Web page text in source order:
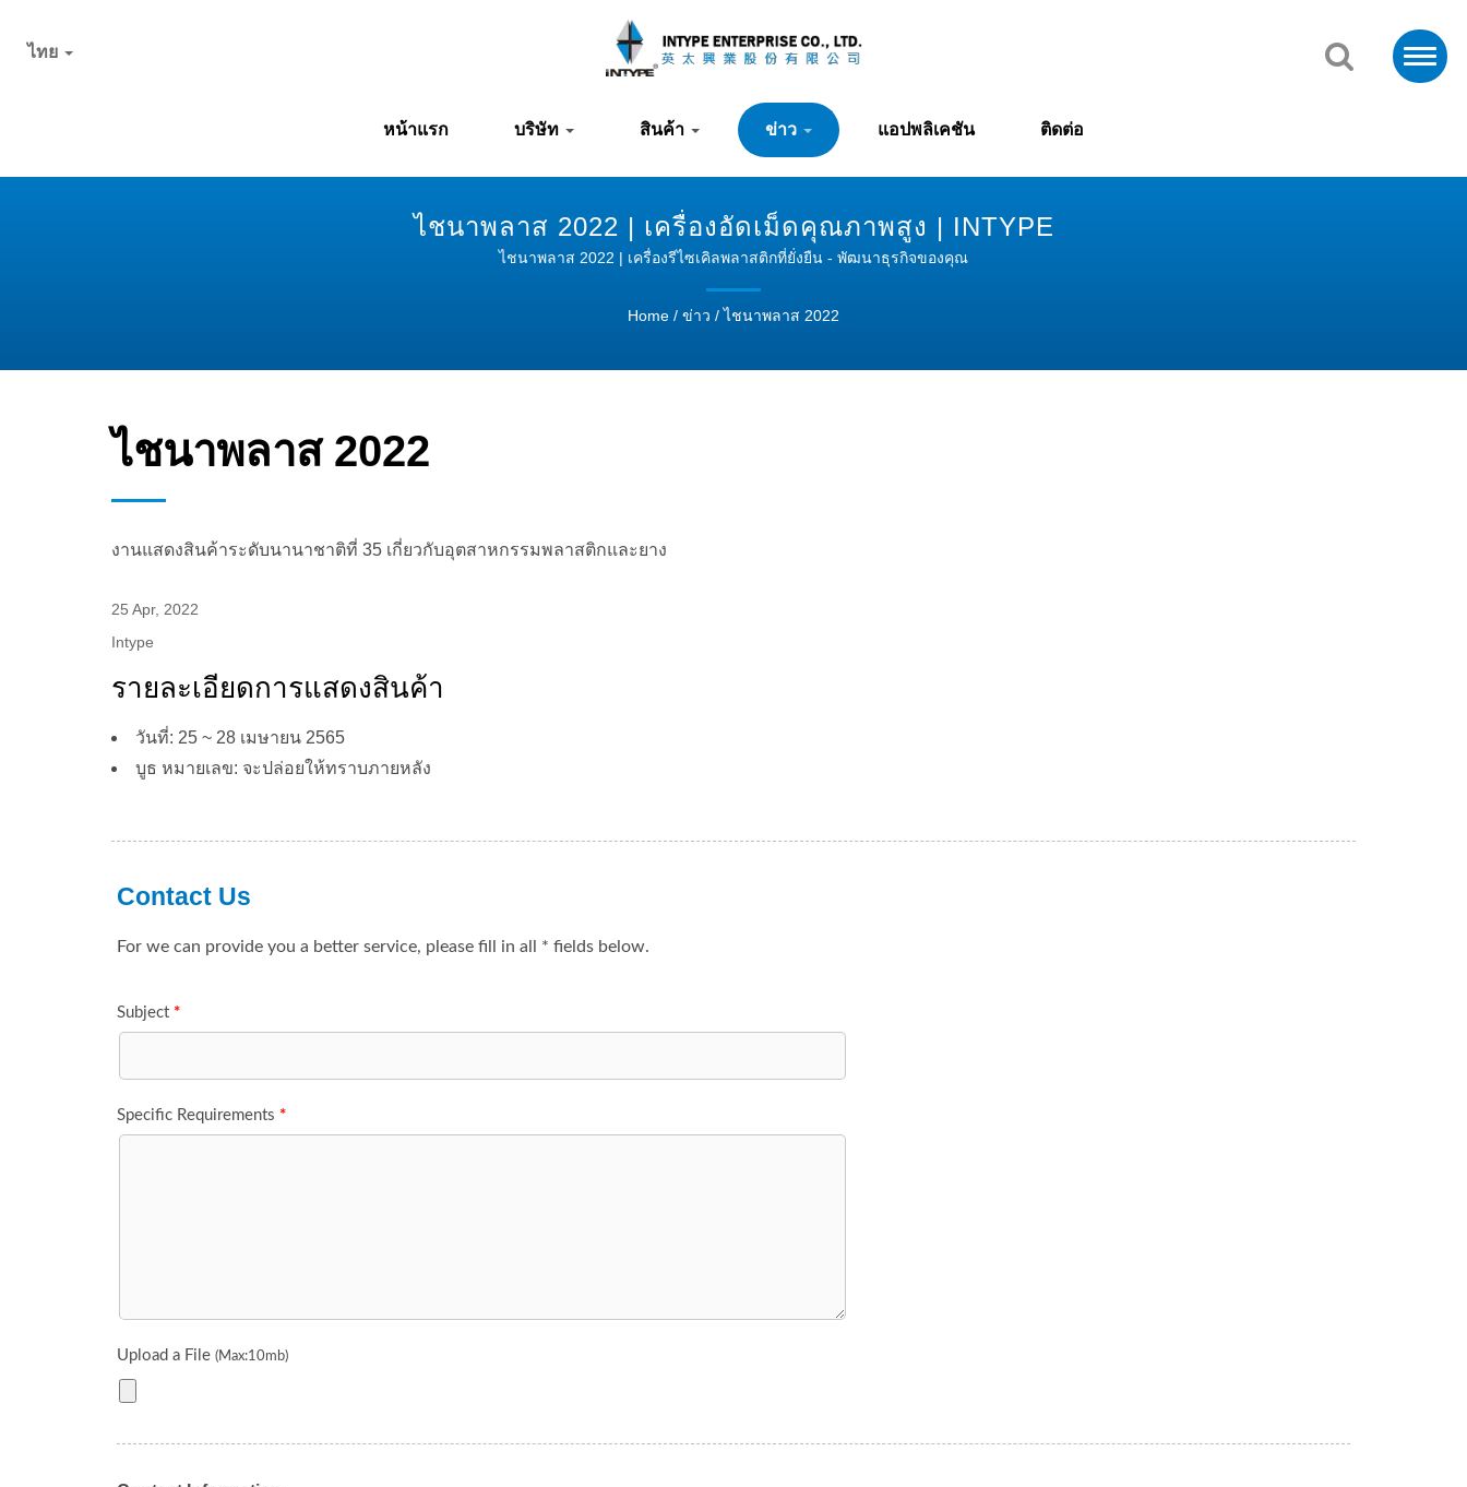
หน้าแรก บริษัท สินค้า ข่าว แอปพลิเคชัน ติดต่อ
ไทย
ไชนาพลาส 2022 | เครื่องอัดเม็ดคุณภาพสูง | INTYPE
ไชนาพลาส 2022 | เครื่องรีไซเคิลพลาสติกที่ยั่งยืน - พัฒนาธุรกิจของคุณ
Home / ข่าว / ไชนาพลาส 2022
ไชนาพลาส 2022
งานแสดงสินค้าระดับนานาชาติที่ 35 เกี่ยวกับอุตสาหกรรมพลาสติกและยาง
25 Apr, 2022
Intype
รายละเอียดการแสดงสินค้า
วันที่: 25 ~ 28 เมษายน 2565
บูธ หมายเลข: จะปล่อยให้ทราบภายหลัง